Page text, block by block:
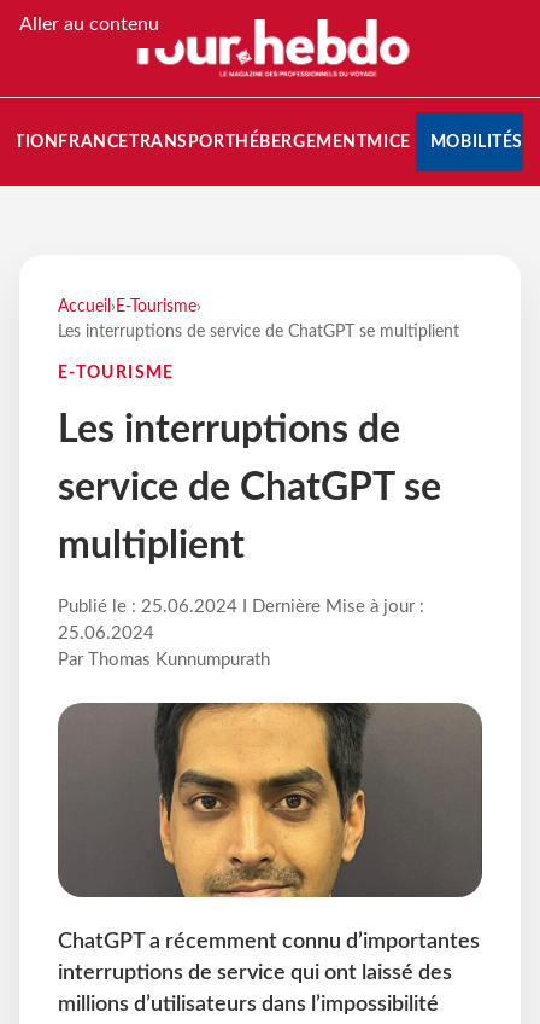
Aller au contenu
FRANCETRANSPORT HÉBERGEMENTMICE MOBILITÉS
Accueil › E-Tourisme›
Les interruptions de service de ChatGPT se multiplient
E-TOURISME
Les interruptions de
service de ChatGPT se
multiplient
Publié le : 25.06.2024 I Dernière Mise à jour :
25.06.2024
Par Thomas Kunnumpurath
ChatGPT a récemment connu d’importantes
interruptions de service qui ont laissé des
millions d’utilisateurs dans l’impossibilité